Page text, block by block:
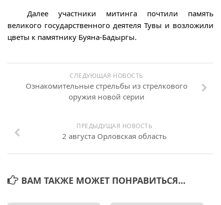
Далее участники митинга почтили память
великого государственного деятеля Тувы и возложили
цветы к памятнику Буяна-Бадыргы.
СЛЕДУЮЩАЯ НОВОСТЬ
Ознакомительные стрельбы из стрелкового
оружия новой серии
ПРЕДЫДУЩАЯ НОВОСТЬ
2 августа Орловская область
ВАМ ТАКЖЕ МОЖЕТ ПОНРАВИТЬСЯ...